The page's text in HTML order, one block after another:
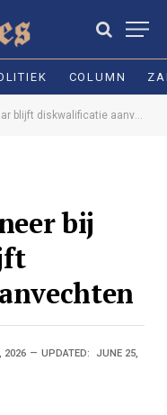
COLUMN
diskwalificatie aanvechten
bij
2026 UPDATED: JUNE 25,